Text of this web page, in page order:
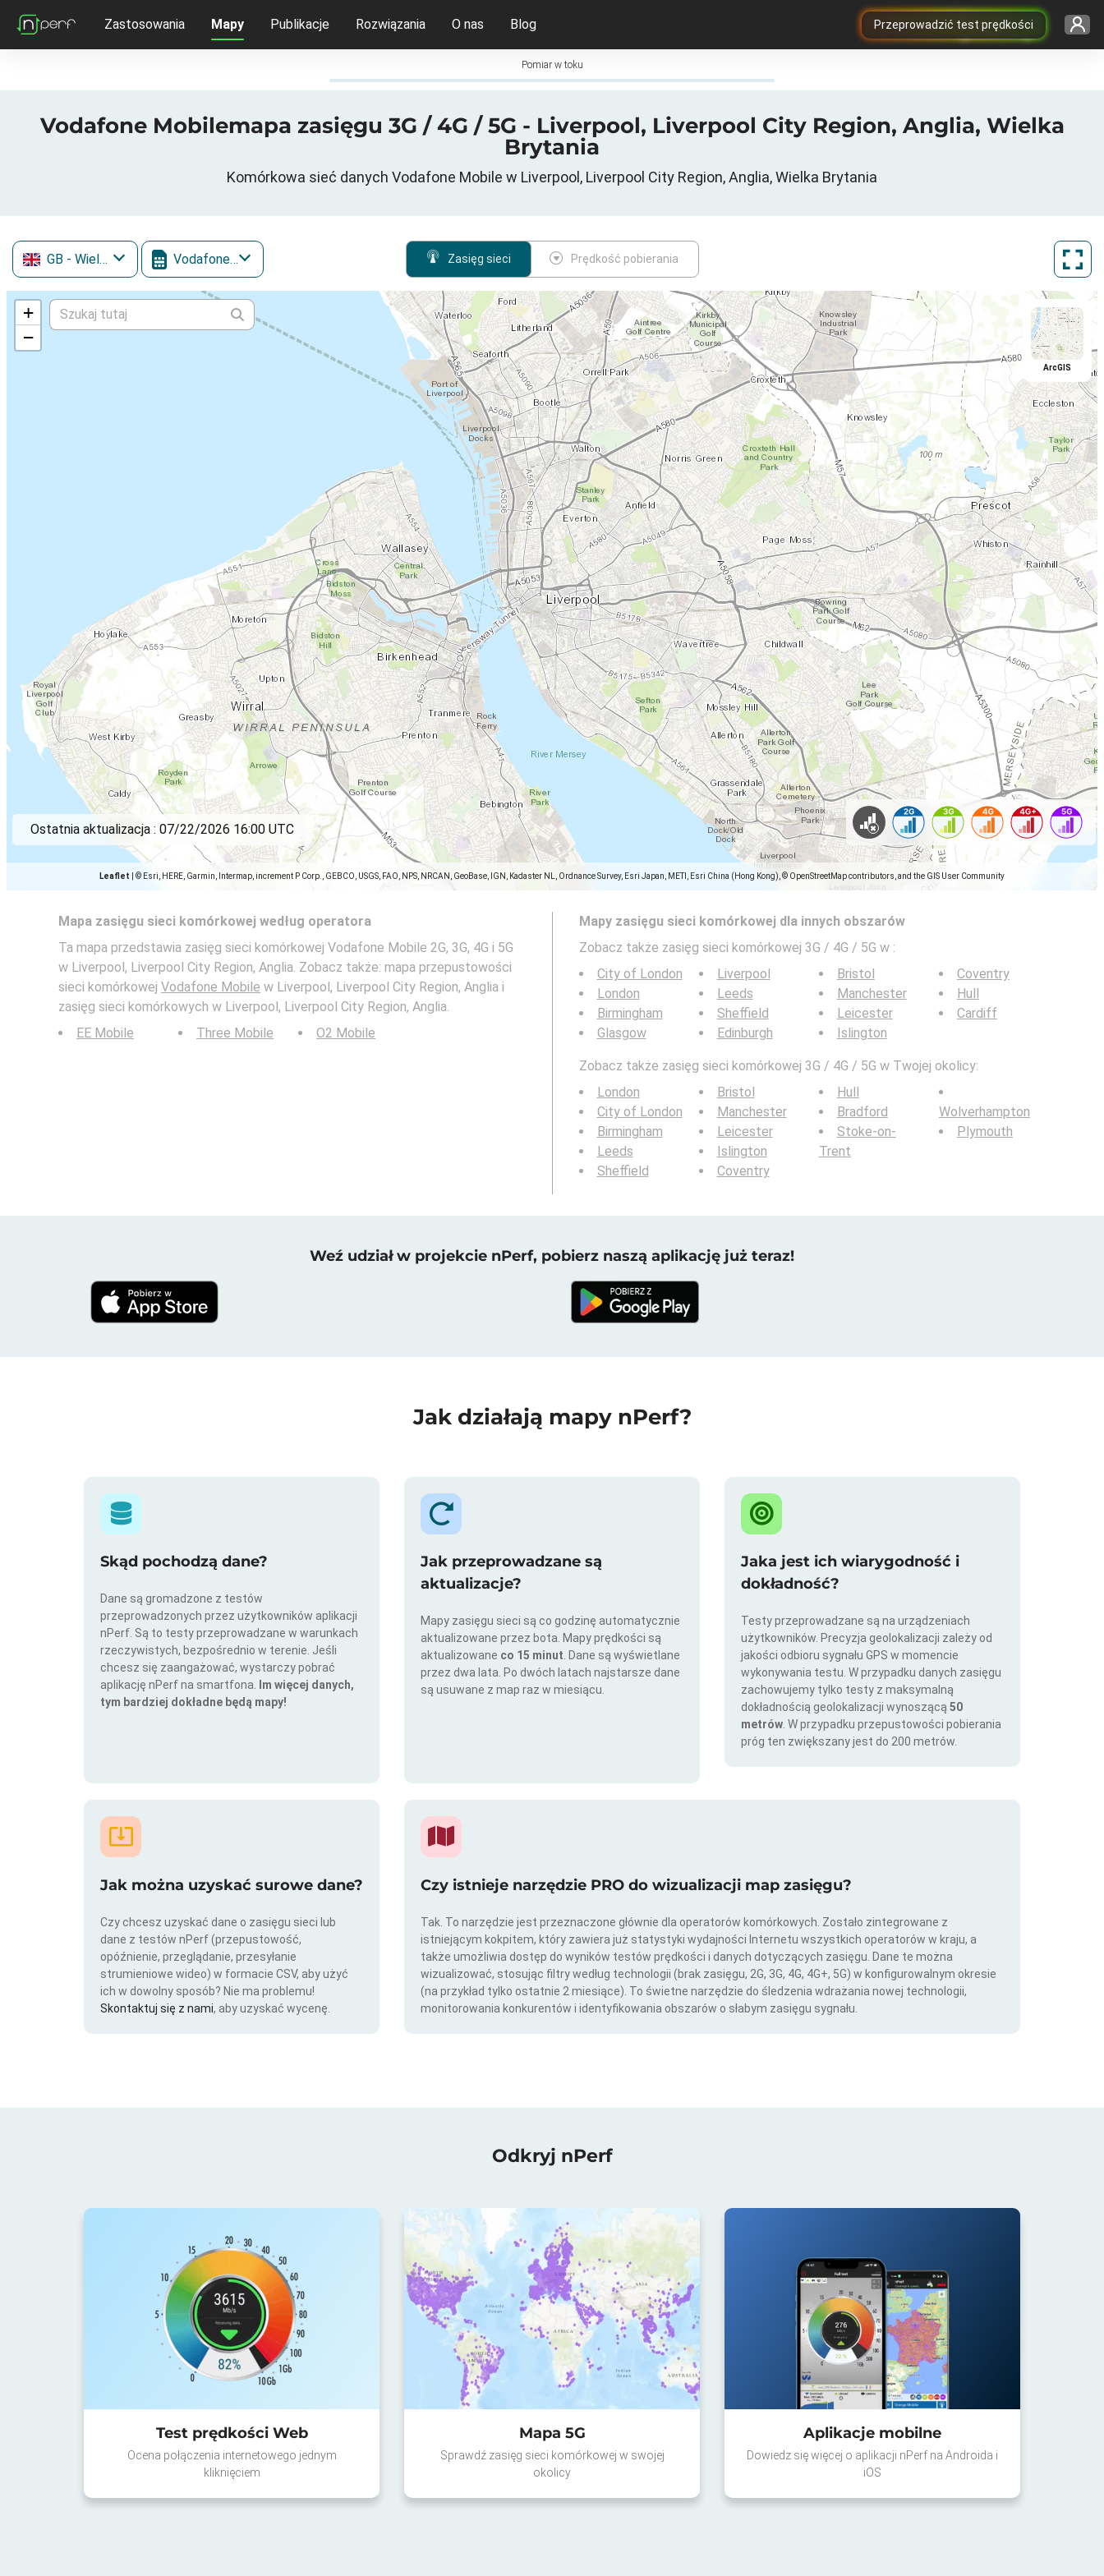
Przeprowadzić test prędkości
Zastosowania Mapy Publikacje Rozwiązania O nas Blog
Pomiar w toku
Vodafone Mobilemapa zasięgu 3G / 4G / 5G - Liverpool, Liverpool City Region, Anglia, Wielka
Brytania
Komórkowa sieć danych Vodafone Mobile w Liverpool, Liverpool City Region, Anglia, Wielka Brytania
GB - Wielka Brytania Vodafone Mobile Zasięg sieci Prędkość pobierania
+
−
Leaflet © Esri, HERE, Garmin, Intermap, increment P Corp., GEBCO, USGS, FAO, NPS, NRCAN, GeoBase, IGN, Kadaster NL, Ordnance Survey, Esri Japan, METI, Esri China (Hong Kong), © OpenStreetMap contributors, and the GIS User Community
ArcGIS
Ostatnia aktualizacja : 07/22/2026 16:00 UTC
Mapa zasięgu sieci komórkowej według operatora
Ta mapa przedstawia zasięg sieci komórkowej Vodafone Mobile 2G, 3G, 4G i 5G
w Liverpool, Liverpool City Region, Anglia. Zobacz także: mapa przepustowości
sieci komórkowej Vodafone Mobile w Liverpool, Liverpool City Region, Anglia i
zasięg sieci komórkowych w Liverpool, Liverpool City Region, Anglia.
EE Mobile
Three Mobile O2 Mobile
Mapy zasięgu sieci komórkowej dla innych obszarów
Zobacz także zasięg sieci komórkowej 3G / 4G / 5G w :
City of London
London
Birmingham
Glasgow
Liverpool
Leeds
Sheffield
Edinburgh
Bristol
Manchester
Leicester
Islington
Coventry
Hull
Cardiff
Zobacz także zasięg sieci komórkowej 3G / 4G / 5G w Twojej okolicy:
London
City of London
Birmingham
Leeds
Sheffield
Bristol
Manchester
Leicester
Islington
Coventry
Hull
Bradford
Stoke-on-
Trent
Wolverhampton
Plymouth
Weź udział w projekcie nPerf, pobierz naszą aplikację już teraz!
Jak działają mapy nPerf?
Skąd pochodzą dane?
Dane są gromadzone z testów
przeprowadzonych przez użytkowników aplikacji
nPerf. Są to testy przeprowadzane w warunkach
rzeczywistych, bezpośrednio w terenie. Jeśli
chcesz się zaangażować, wystarczy pobrać
aplikację nPerf na smartfona.
Im więcej danych,
tym bardziej dokładne będą mapy!
Jak przeprowadzane są
aktualizacje?
Mapy zasięgu sieci są co godzinę automatycznie
aktualizowane przez bota. Mapy prędkości są
aktualizowane co 15 minut . Dane są wyświetlane
przez dwa lata. Po dwóch latach najstarsze dane
są usuwane z map raz w miesiącu.
Jaka jest ich wiarygodność i
dokładność?
Testy przeprowadzane są na urządzeniach
użytkowników. Precyzja geolokalizacji zależy od
jakości odbioru sygnału GPS w momencie
wykonywania testu. W przypadku danych zasięgu
zachowujemy tylko testy z maksymalną
dokładnością geolokalizacji wynoszącą 50
metrów . W przypadku przepustowości pobierania
próg ten zwiększany jest do 200 metrów.
Jak można uzyskać surowe dane?
Czy chcesz uzyskać dane o zasięgu sieci lub
dane z testów nPerf (przepustowość,
opóźnienie, przeglądanie, przesyłanie
strumieniowe wideo) w formacie CSV, aby użyć
ich w dowolny sposób? Nie ma problemu!
Skontaktuj się z nami, aby uzyskać wycenę.
Czy istnieje narzędzie PRO do wizualizacji map zasięgu?
Tak. To narzędzie jest przeznaczone głównie dla operatorów komórkowych. Zostało zintegrowane z
istniejącym kokpitem, który zawiera już statystyki wydajności Internetu wszystkich operatorów w kraju, a
także umożliwia dostęp do wyników testów prędkości i danych dotyczących zasięgu. Dane te można
wizualizować, stosując filtry według technologii (brak zasięgu, 2G, 3G, 4G, 4G+, 5G) w konfigurowalnym okresie
(na przykład tylko ostatnie 2 miesiące). To świetne narzędzie do śledzenia wdrażania nowej technologii,
monitorowania konkurentów i identyfikowania obszarów o słabym zasięgu sygnału.
Odkryj nPerf
Test prędkości Web
Ocena połączenia internetowego jednym
kliknięciem
Mapa 5G
Sprawdź zasięg sieci komórkowej w swojej
okolicy
Aplikacje mobilne
Dowiedz się więcej o aplikacji nPerf na Androida i
iOS